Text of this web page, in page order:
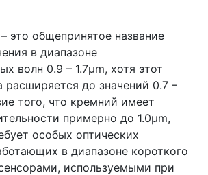
– это общепринятое название
в диапазоне
волн 0.9 – 1.7μm, хотя этот
расширяется до значений 0.7 –
того, что кремний имеет
примерно до 1.0μm,
особых оптических
в диапазоне короткого
используемыми при